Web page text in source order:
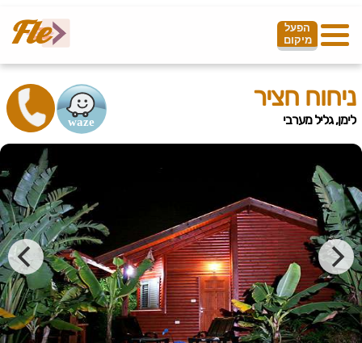
הפעל
מיקום
ניחוח חציר
לימן, גליל מערבי